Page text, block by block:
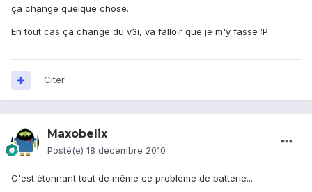
ça change quelque chose...
En tout cas ça change du v3i, va falloir que je m'y fasse :P
Citer
Maxobelix
Posté(e) 18 décembre 2010
C'est étonnant tout de même ce problème de batterie...